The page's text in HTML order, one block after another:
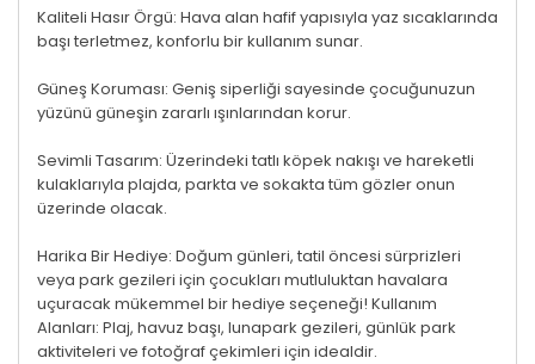
Kaliteli Hasır Örgü: Hava alan hafif yapısıyla yaz sıcaklarında
başı terletmez, konforlu bir kullanım sunar.
Güneş Koruması: Geniş siperliği sayesinde çocuğunuzun
yüzünü güneşin zararlı ışınlarından korur.
Sevimli Tasarım: Üzerindeki tatlı köpek nakışı ve hareketli
kulaklarıyla plajda, parkta ve sokakta tüm gözler onun
üzerinde olacak.
Harika Bir Hediye: Doğum günleri, tatil öncesi sürprizleri
veya park gezileri için çocukları mutluluktan havalara
uçuracak mükemmel bir hediye seçeneği! Kullanım
Alanları: Plaj, havuz başı, lunapark gezileri, günlük park
aktiviteleri ve fotoğraf çekimleri için idealdir.